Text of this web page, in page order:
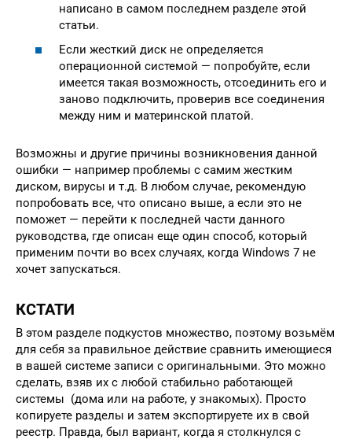
написано в самом последнем разделе этой
статьи.
Если жесткий диск не определяется
операционной системой — попробуйте, если
имеется такая возможность, отсоединить его и
заново подключить, проверив все соединения
между ним и материнской платой.
Возможны и другие причины возникновения данной
ошибки — например проблемы с самим жестким
диском, вирусы и т.д. В любом случае, рекомендую
попробовать все, что описано выше, а если это не
поможет — перейти к последней части данного
руководства, где описан еще один способ, который
применим почти во всех случаях, когда Windows 7 не
хочет запускаться.
КСТАТИ
В этом разделе подкустов множество, поэтому возьмём
для себя за правильное действие сравнить имеющиеся
в вашей системе записи с оригинальными. Это можно
сделать, взяв их с любой стабильно работающей
системы (дома или на работе, у знакомых). Просто
копируете разделы и затем экспортируете их в свой
реестр. Правда, был вариант, когда я столкнулся с